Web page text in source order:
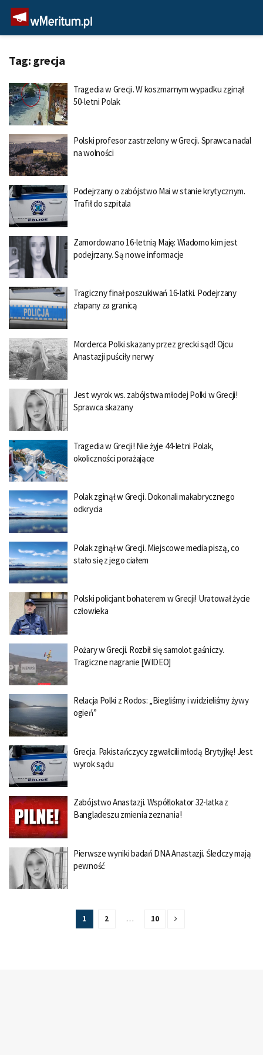
Tag: grecja
Tragedia w Grecji. W koszmarnym wypadku zginął
50-letni Polak
Polski profesor zastrzelony w Grecji. Sprawca nadal
na wolności
Podejrzany o zabójstwo Mai w stanie krytycznym.
Trafił do szpitala
Zamordowano 16-letnią Maję: Wiadomo kim jest
podejrzany. Są nowe informacje
Tragiczny finał poszukiwań 16-latki. Podejrzany
złapany za granicą
Morderca Polki skazany przez grecki sąd! Ojcu
Anastazji puściły nerwy
Jest wyrok ws. zabójstwa młodej Polki w Grecji!
Sprawca skazany
Tragedia w Grecji! Nie żyje 44-letni Polak,
okoliczności porażające
Polak zginął w Grecji. Dokonali makabrycznego
odkrycia
Polak zginął w Grecji. Miejscowe media piszą, co
stało się z jego ciałem
Polski policjant bohaterem w Grecji! Uratował życie
człowieka
Pożary w Grecji. Rozbił się samolot gaśniczy.
Tragiczne nagranie [WIDEO]
Relacja Polki z Rodos: „Biegliśmy i widzieliśmy żywy
ogień”
Grecja. Pakistańczycy zgwałcili młodą Brytyjkę! Jest
wyrok sądu
Zabójstwo Anastazji. Współlokator 32-latka z
Bangladeszu zmienia zeznania!
Pierwsze wyniki badań DNA Anastazji. Śledczy mają
pewność
1 2 … 10